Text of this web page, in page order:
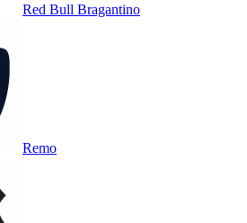
Red Bull Bragantino
Remo